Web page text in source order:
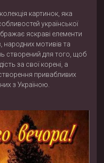
картинок, яка
української
яскраві елементи
народних мотивів та
створений для того, щоб
за свої корені, а
привабливих
з Україною.